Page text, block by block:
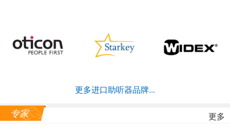
更多进口助听器品牌...
专家 更多